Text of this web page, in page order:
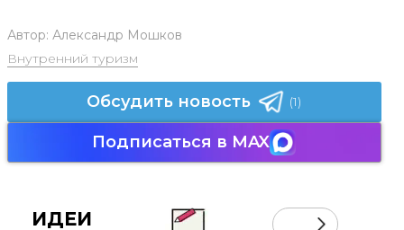
Автор: Александр Мошков
Внутренний туризм
Обсудить новость (1)
Подписаться в MAX
ИДЕИ